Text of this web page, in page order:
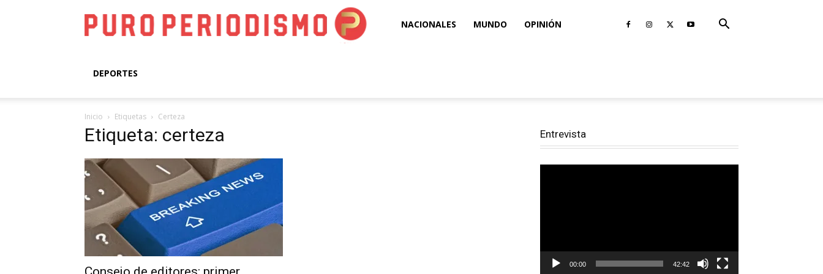
Puro NACIONALES MUNDO OPINIÓN
DEPORTES
Inicio Etiquetas Certeza
Etiqueta: certeza Entrevista
00:00 42:42